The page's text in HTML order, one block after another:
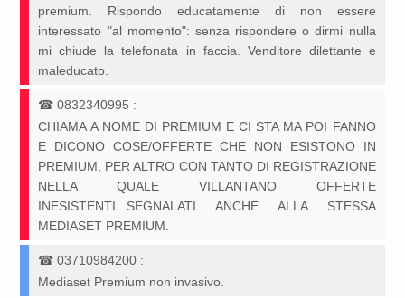
premium. Rispondo educatamente di non essere
interessato "al momento": senza rispondere o dirmi nulla
mi chiude la telefonata in faccia. Venditore dilettante e
maleducato.
☎0832340995 :
CHIAMA A NOME DI PREMIUM E CI STA MA POI FANNO
E DICONO COSE/OFFERTE CHE NON ESISTONO IN
PREMIUM, PER ALTRO CON TANTO DI REGISTRAZIONE
NELLA QUALE VILLANTANO OFFERTE
INESISTENTI...SEGNALATI ANCHE ALLA STESSA
MEDIASET PREMIUM.
☎03710984200 :
Mediaset Premium non invasivo.